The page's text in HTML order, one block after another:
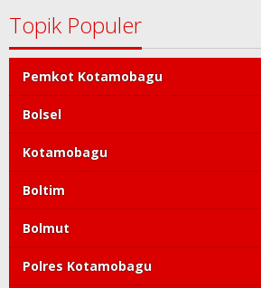
Topik Populer
Pemkot Kotamobagu
Bolsel
Kotamobagu
Boltim
Bolmut
Polres Kotamobagu